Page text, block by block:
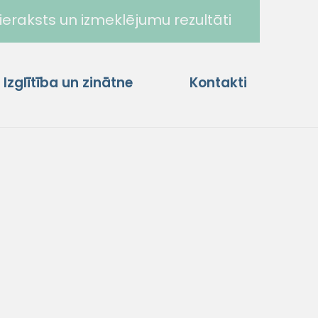
un izmeklējumu rezultāti
Izglītība un zinātne Kontakti